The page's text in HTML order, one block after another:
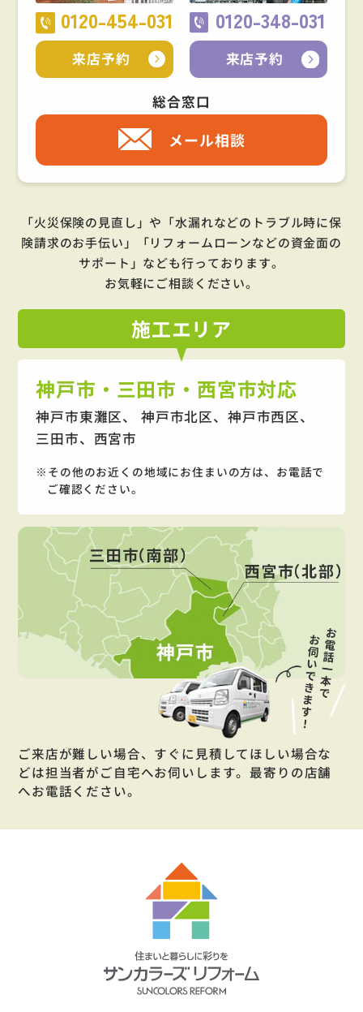
0120-454-031
来店予約
0120-348-031
来店予約
総合窓口
メール相談
「火災保険の見直し」や「水漏れなどのトラブル時に保
険請求のお手伝い」「リフォームローンなどの資金面の
サポート」 なども行っております。
お気軽にご相談ください。
施工エリア
神戸市・三田市・西宮市対応
神戸市東灘区、 神戸市北区、神戸市西区、
三田市、西宮市
その他のお近くの地域にお住まいの方は、お電話で
ご確認ください。
ご来店が難しい場合、すぐに見積してほしい場合な
どは担当者がご自宅へお伺いします。最寄りの店舗
へお電話ください。